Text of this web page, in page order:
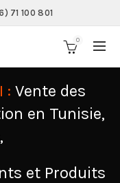
71 100 801
0
: Vente des
en Tunisie,
et Produits